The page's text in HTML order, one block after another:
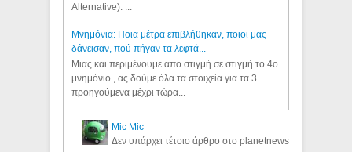
Alternative). ...
Μνημόνια: Ποια μέτρα επιβλήθηκαν, ποιοι μας
δάνεισαν, πού πήγαν τα λεφτά...
Μιας και περιμένουμε απο στιγμή σε στιγμή το 4ο
μνημόνιο , ας δούμε όλα τα στοιχεία για τα 3
προηγούμενα μέχρι τώρα...
Mic Mic
Δεν υπάρχει τέτοιο άρθρο στο planetnews